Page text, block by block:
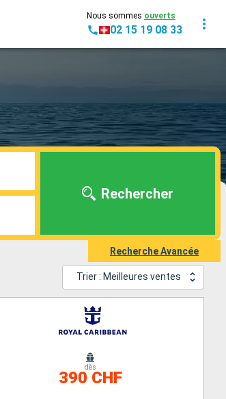
Nous sommes ouverts
02 15 19 08 33
Rechercher
Recherche Avancée
Trier : Meilleures ventes
dès
390 CHF